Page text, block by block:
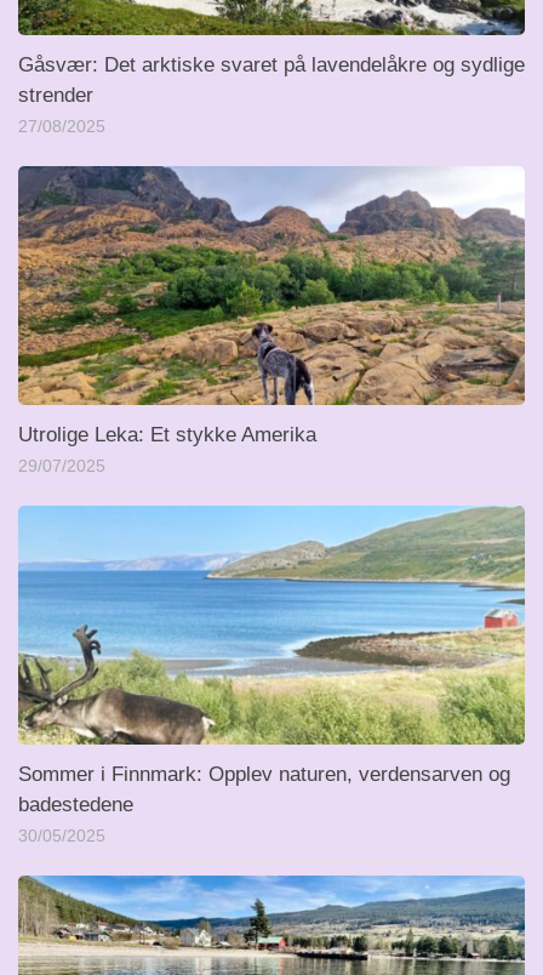
Gåsvær: Det arktiske svaret på lavendelåkre og sydlige
strender
27/08/2025
Utrolige Leka: Et stykke Amerika
29/07/2025
Sommer i Finnmark: Opplev naturen, verdensarven og
badestedene
30/05/2025